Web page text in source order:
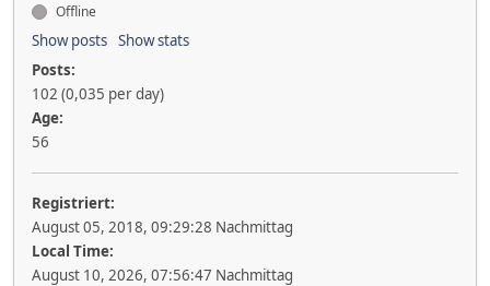
Offline
Show posts Show stats
Posts:
102 (0,035 per day)
Age:
56
Registriert:
August 05, 2018, 09:29:28 Nachmittag
Local Time:
August 10, 2026, 07:56:47 Nachmittag